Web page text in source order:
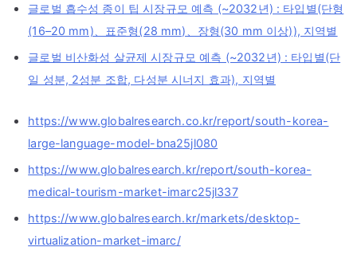
글로벌 흡수성 종이 팁 시장규모 예측 (~2032년) : 타입별(단형
(16–20 mm)、표준형(28 mm)、장형(30 mm 이상)), 지역별
글로벌 비산화성 살균제 시장규모 예측 (~2032년) : 타입별(단
일 성분, 2성분 조합, 다성분 시너지 효과), 지역별
https://www.globalresearch.co.kr/report/south-korea-
large-language-model-bna25jl080
https://www.globalresearch.kr/report/south-korea-
medical-tourism-market-imarc25jl337
https://www.globalresearch.kr/markets/desktop-
virtualization-market-imarc/